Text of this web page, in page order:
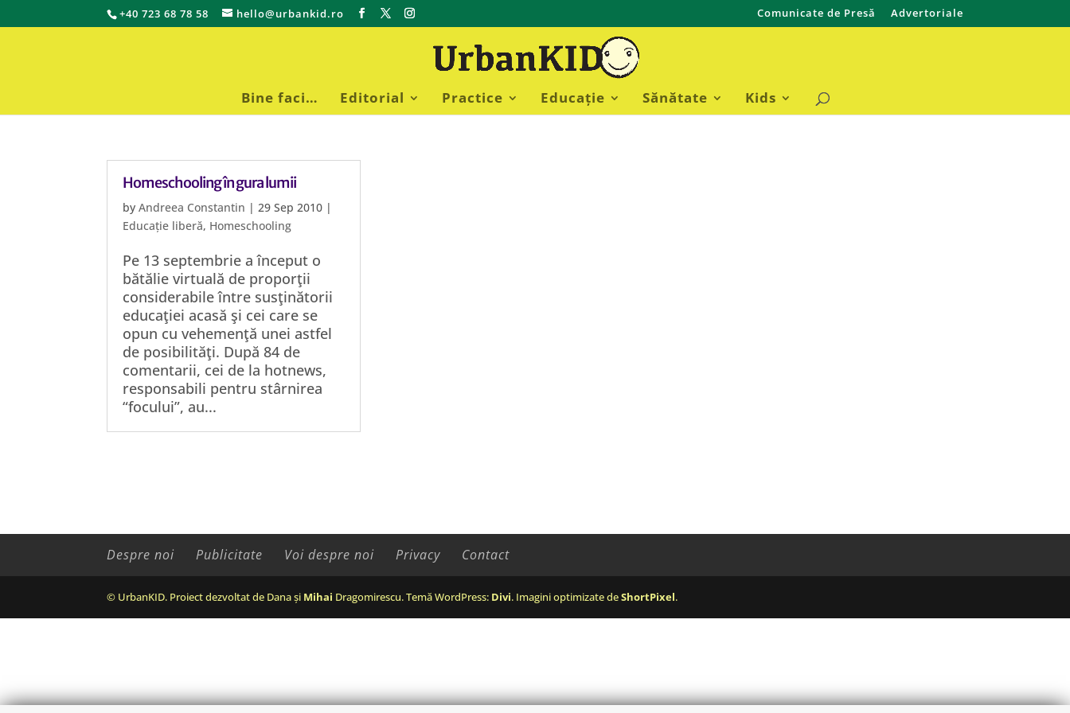
+40 723 68 78 58 hello@urbankid.ro Comunicate de Presă Advertoriale
Bine faci… Editorial Practice Educație Sănătate Kids
Homeschooling în gura lumii
byAndreea Constantin |29 Sep 2010 |
Educație liberă, Homeschooling
Pe 13 septembrie a început o
bătălie virtuală de proporţii
considerabile între susţinătorii
educaţiei acasă şi cei care se
opun cu vehemenţă unei astfel
de posibilităţi. După 84 de
comentarii, cei de la hotnews,
responsabili pentru stârnirea
“focului”, au...
Despre noi Publicitate Voi despre noi Privacy Contact
© UrbanKID. Proiect dezvoltat de Dana și Mihai Dragomirescu. Temă WordPress: Divi. Imagini optimizate deShortPixel.